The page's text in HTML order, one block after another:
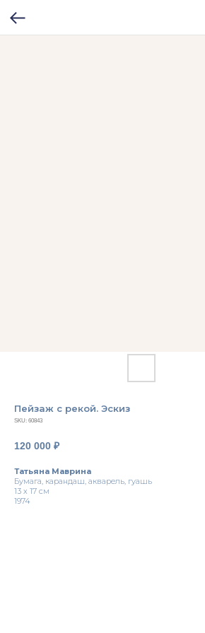
Пейзаж с рекой. Эскиз
SKU: 60843
120 000 ₽
Татьяна Маврина
Бумага, карандаш, акварель, гуашь
13 х 17 см
1974